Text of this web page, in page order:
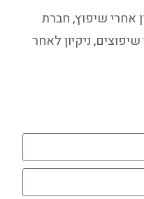
אחרי שיפוץ, חברת
שיפוצים, ניקיון לאחר